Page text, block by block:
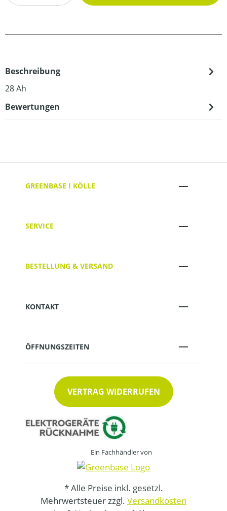
Beschreibung
28 Ah
Bewertungen
GREENBASE I KÖLLE
SERVICE
BESTELLUNG & VERSAND
KONTAKT
ÖFFNUNGSZEITEN
VERTRAG WIDERRUFEN
Ein Fachhändler von
* Alle Preise inkl. gesetzl.
Mehrwertsteuer zzgl. Versandkosten